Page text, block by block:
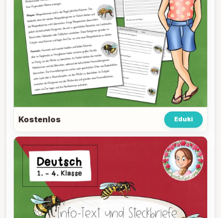
Kostenlos Eduki